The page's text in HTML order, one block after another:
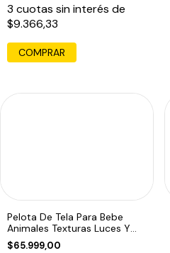
3 cuotas sin interés de
$9.366,33
Pelota De Tela Para Bebe
Animales Texturas Luces Y
Música
$65.999,00